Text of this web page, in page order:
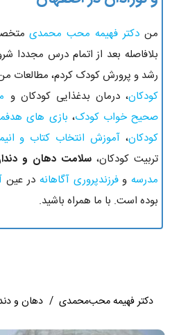
من دکتر فهیمه محب محمدی
بلافاصله بعد از اتمام درس مجددا
رشد و پرورش کودک کردم، مطالعات
کودکان، درمان بدغذایی کودکان و
صحیح خواب کودک، بازی های
کودکان،آموزش انتخاب کتاب و
تربیت کودکان،سلامت دهان و
مدرسهوفرزندپروری آگاهانه در عین
بوده است. با ما همراه باشید.
دکتر فهیمه محب‌محمدی / دهان و